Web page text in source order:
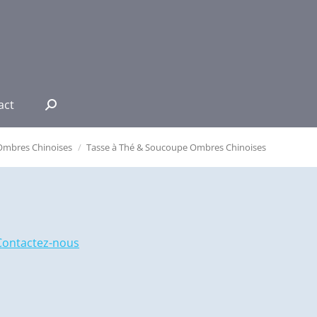
Recherche
:
Chinoises Tasse à Thé & Soucoupe Ombres Chinoises
nous